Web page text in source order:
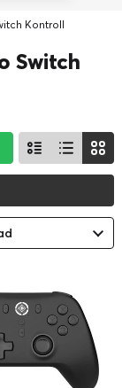
Kontroll
Switch